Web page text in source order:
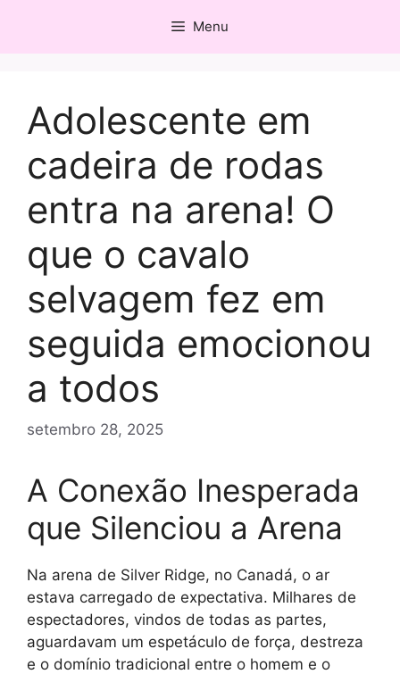
o
Menu
Adolescente em
cadeira de rodas
entra na arena! O
que o cavalo
selvagem fez em
seguida emocionou
a todos
setembro 28, 2025
A Conexão Inesperada
que Silenciou a Arena
Na arena de Silver Ridge, no Canadá, o ar
estava carregado de expectativa. Milhares de
espectadores, vindos de todas as partes,
aguardavam um espetáculo de força, destreza
e o domínio tradicional entre o homem e o